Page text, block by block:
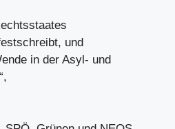
und
in der Asyl- und